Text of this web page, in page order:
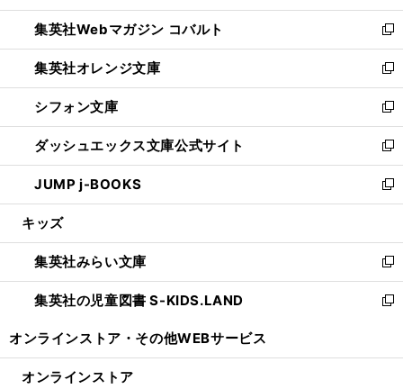
開
く
ウ
で
開
く
ン
ド
ウ
で
開
く
ウ
ィ
ン
ド
ウ
で
開
く
集英社Webマガジン コバルト
新
し
い
ウ
ィ
ン
ド
ウ
で
開
集英社オレンジ文庫
新
し
い
ウ
ィ
ン
ド
ウ
開
く
シフォン文庫
新
し
い
ウ
ィ
ン
ウ
で
開
く
ダッシュエックス文庫公式サイト
新
し
い
ウ
ン
ド
ウ
で
JUMP j-BOOKS
新
し
ウ
ィ
ン
ド
開
キッズ
集英社みらい文庫
新
し
い
ン
集英社の児童図書 S-KIDS.LAND
新
ウ
オンラインストア・ その他WEBサービス
オンラインストア